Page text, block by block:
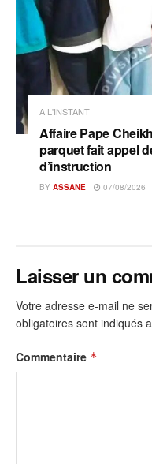
A L'INSTANT
Affaire Pape
parquet fait appel
d’instruction
BY ASSANE 07/08/2026
Laisser un
Votre adresse e-mail ne
obligatoires sont indiqués
Commentaire *